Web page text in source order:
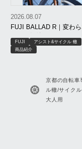
FUJI BALLAD R｜変わら
とが、価値になる。
2026.08.07
FUJI
アシスト&サイクル 轍
商品紹介
京都の自転車
ル轍/サイク
大人用